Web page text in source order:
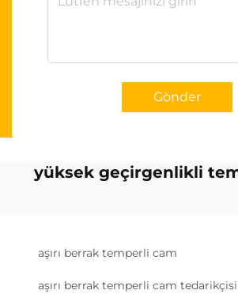
Gönder
yüksek geçirgenlikli
aşırı berrak temperli cam
aşırı berrak temperli cam tedarikçisi